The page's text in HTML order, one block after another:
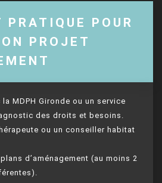
PRATIQUE POUR
PROJET
MDPH Gironde ou un service
des droits et besoins.
ou un conseiller habitat
d’aménagement (au moins 2